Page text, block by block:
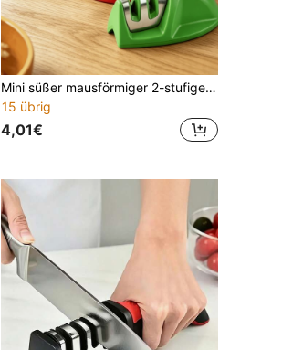
Mini süßer mausförmiger 2-stufiger tragbarer Messerschärfer, kompaktes und leichtes Werkzeug zum Schärfen und Polieren von Klingen, rutschfeste stabile Basis, leicht zu reinigen und langanhaltend, geeignet für Hauskochen, Camping, Reisen, Outdoor-Picknick, BBQ, inklusive Metallgewebe-Tuch für tägliche Messerpflege
15 übrig
4,01€